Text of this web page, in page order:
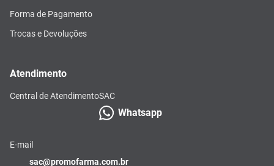
Forma de Pagamento
Trocas e Devoluções
Atendimento
Central de AtendimentoSAC
Whatsapp
E-mail
sac@promofarma.com.br